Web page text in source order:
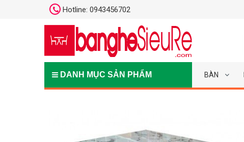
Hotline: 0943456702
DANH MỤC SẢN PHẨM BÀN